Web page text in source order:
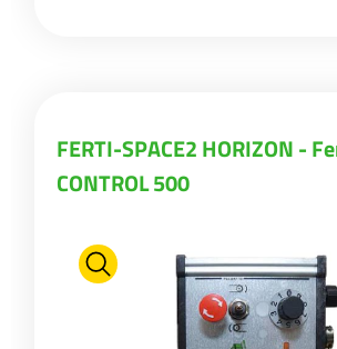
FERTI-SPACE2 HORIZON -
CONTROL 500